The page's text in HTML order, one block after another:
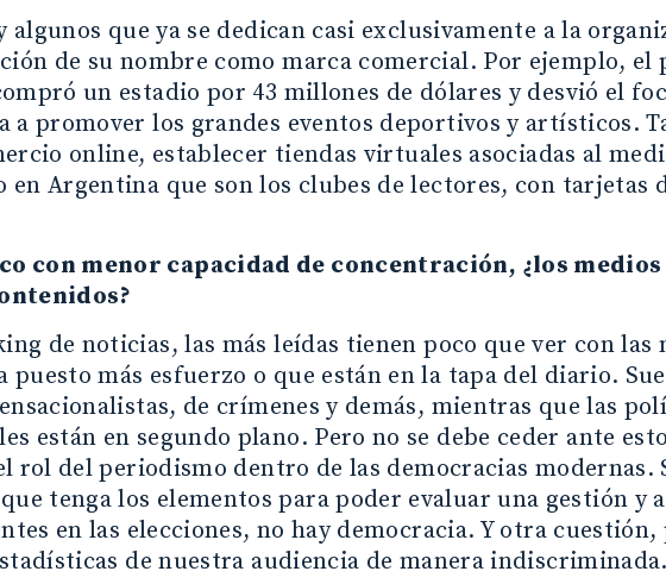
algunos que ya se dedican casi exclusivamente a la
de su nombre como marca comercial. Por ejemplo,
un estadio por 43 millones de dólares y desvió el
a promover los grandes eventos deportivos y artísticos.
online, establecer tiendas virtuales asociadas al
en Argentina que son los clubes de lectores, con tarjetas
con menor capacidad de concentración, ¿los medios
de noticias, las más leídas tienen poco que ver con las
puesto más esfuerzo o que están en la tapa del diario.
de crímenes y demás, mientras que las
están en segundo plano. Pero no se debe ceder ante
rol del periodismo dentro de las democracias modernas.
tenga los elementos para poder evaluar una gestión y
en las elecciones, no hay democracia. Y otra cuestión,
de nuestra audiencia de manera indiscriminada.